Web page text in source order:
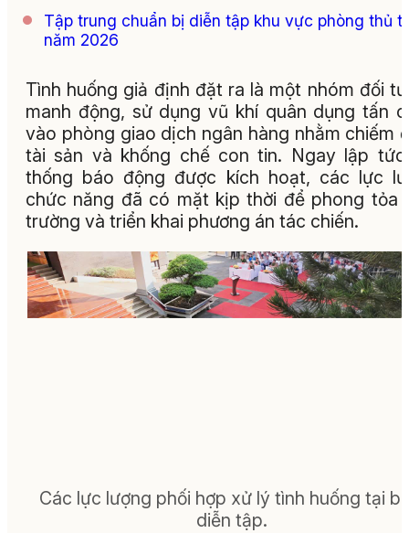
Tập trung chuẩn bị diễn tập khu vực phòng thủ
năm 2026
Tình huống giả định đặt ra là một nhóm đối
manh động, sử dụng vũ khí quân dụng tấn
vào phòng giao dịch ngân hàng nhằm chiếm
tài sản và khống chế con tin. Ngay lập
thống báo động được kích hoạt, các lực
chức năng đã có mặt kịp thời để phong tỏa
trường và triển khai phương án tác chiến.
Các lực lượng phối hợp xử lý tình huống tại
diễn tập.